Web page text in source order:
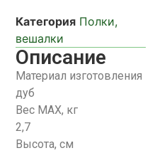
Категория Полки,
вешалки
Описание
Материал изготовления
дуб
Вес МАХ, кг
2,7
Высота, см